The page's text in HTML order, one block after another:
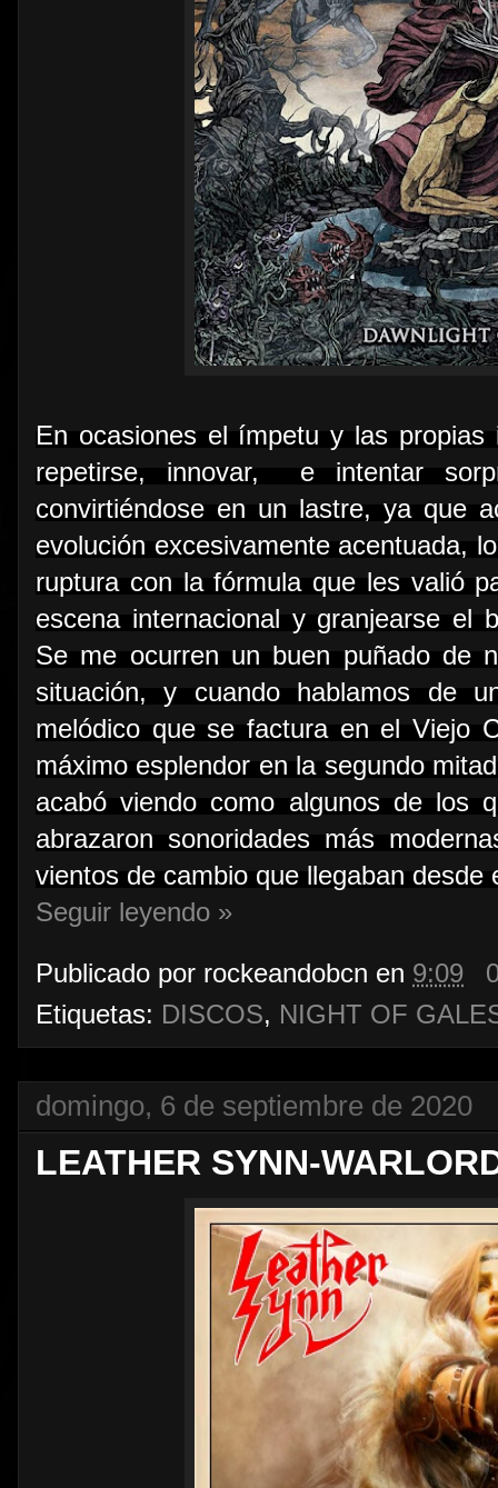
En ocasiones el ímpetu y las
repetirse, innovar, e intentar
convirtiéndose en un lastre, ya que
evolución excesivamente acentuada,
ruptura con la fórmula que les valió
escena internacional y granjearse el
Se me ocurren un buen puñado de
situación, y cuando hablamos de
melódico que se factura en el Viejo
máximo esplendor en la segundo
acabó viendo como algunos de los
abrazaron sonoridades más
vientos de cambio que llegaban desde
Seguir leyendo »
Publicado por rockeandobcn en 9:09
Etiquetas: DISCOS, NIGHT OF
domingo, 6 de septiembre de 2020
LEATHER SYNN-